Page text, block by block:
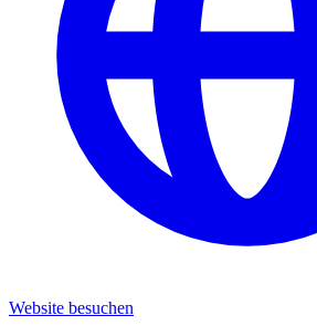
Website besuchen